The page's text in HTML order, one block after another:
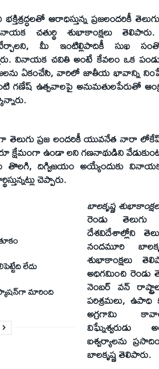
ఆరాధిస్తున్న ప్రజలందరికీ
చతుర్థి శుభాకాంక్షలు
మీ ఇంటిల్లిపాదికీ సుఖ
వినాయక చవితి అంటే కేవలం ఒక
ఏకంచేసి, వారిలో జాతీయ భావాన్ని
గణేష్‌ ఉత్సవాలపై అనుమతులపేరుతో
ప్రజ లందరికీ యువనేత నారా
ఉండా లని గణనాథుడిని
దిగ్విజయం అయ్యేందుకు
చెప్పారు.
లేదు
మారింది
బాలకృష్ణ
రెండు తెలుగు
దేశవిదేశాల్లోని
నందమూరి
శుభాకాంక్షలు
అధిగమించి రెండు
నెంబర్‌ వన్‌
పరిశ్రమలు, ఉపాధి
అగ్రగామి
విఘ్నేశ్వరుడు
ఐశ్వర్యాలను
బాలకృష్ణ తెలిపారు.